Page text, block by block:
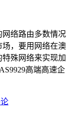
络路由多数情况
，要用网络在澳
殊网络来实现加
高端高速企